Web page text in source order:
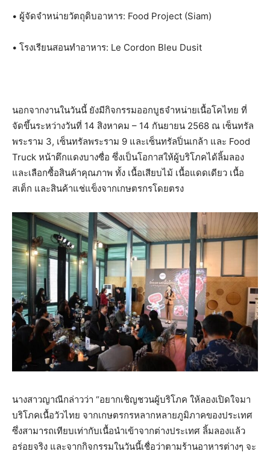
• ผู้จัดจำหน่ายวัตถุดิบอาหาร: Food Project (Siam)
• โรงเรียนสอนทำอาหาร: Le Cordon Bleu Dusit
นอกจากงานในวันนี้ ยังมีกิจกรรมออกบูธจำหน่ายเนื้อโคไทย ที่
จัดขึ้นระหว่างวันที่ 14 สิงหาคม – 14 กันยายน 2568 ณ เซ็นทรัล
พระราม 3, เซ็นทรัลพระราม 9 และเซ็นทรัลปิ่นเกล้า และ Food
Truck หน้าตึกแดงบางซื่อ ซึ่งเป็นโอกาสให้ผู้บริโภคได้ลิ้มลอง
และเลือกซื้อสินค้าคุณภาพ ทั้ง เนื้อเสียบไม้ เนื้อแดดเดียว เนื้อ
สเต็ก และสินค้าแช่แข็งจากเกษตรกรโดยตรง
นางสาวญาณีกล่าวว่า “อยากเชิญชวนผู้บริโภค ให้ลองเปิดใจมา
บริโภคเนื้อวัวไทย จากเกษตรกรหลากหลายภูมิภาคของประเทศ
ซึ่งสามารถเทียบเท่ากับเนื้อนำเข้าจากต่างประเทศ ลิ้มลองแล้ว
อร่อยจริง และจากกิจกรรมในวันนี้เชื่อว่าตามร้านอาหารต่างๆ จะ